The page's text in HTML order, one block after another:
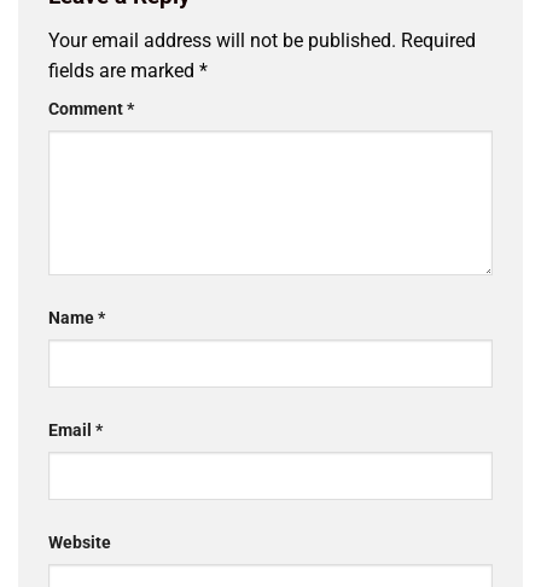
Your email address will not be published. Required
fields are marked *
Comment*
Name*
Email *
Website